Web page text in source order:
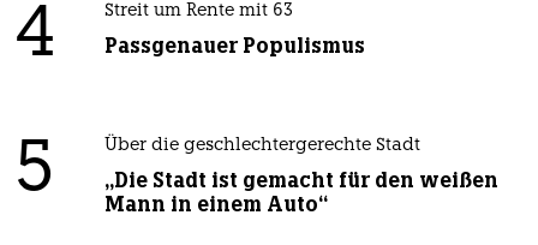
4 Streit um Rente mit 63
Passgenauer Populismus
5 Über die geschlechtergerechte Stadt
„Die Stadt ist gemacht für den weißen
Mann in einem Auto“